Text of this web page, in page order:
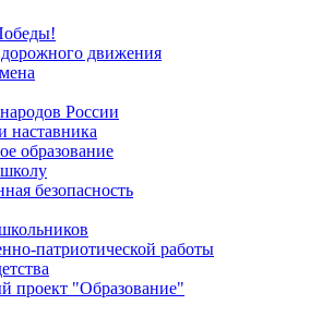
дорожного движения
России
наставника
образование
безопасность
патриотической работы
проект "Образование"